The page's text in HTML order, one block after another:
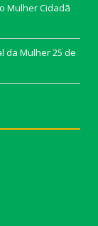
Mulher Cidadã
da Mulher25 de